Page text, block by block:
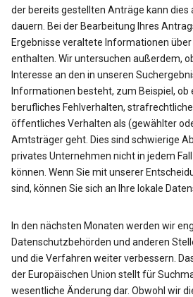
der bereits gestellten Anträge kann dies
dauern. Bei der Bearbeitung Ihres
Ergebnisse veraltete Informationen
enthalten. Wir untersuchen außerdem,
Interesse an den in unseren
Informationen besteht, zum Beispiel, ob
berufliches Fehlverhalten,
öffentliches Verhalten als (gewählter
Amtsträger geht. Dies sind schwierige
privates Unternehmen nicht in jedem
können. Wenn Sie mit unserer
sind, können Sie sich an Ihre lokale
In den nächsten Monaten werden wir
Datenschutzbehörden und anderen
und die Verfahren weiter verbessern.
der Europäischen Union stellt für
wesentliche Änderung dar. Obwohl wir